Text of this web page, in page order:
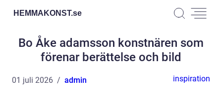
HEMMAKONST.se
Bo Åke adamsson konstnären som
förenar berättelse och bild
01 juli 2026 admin inspiration